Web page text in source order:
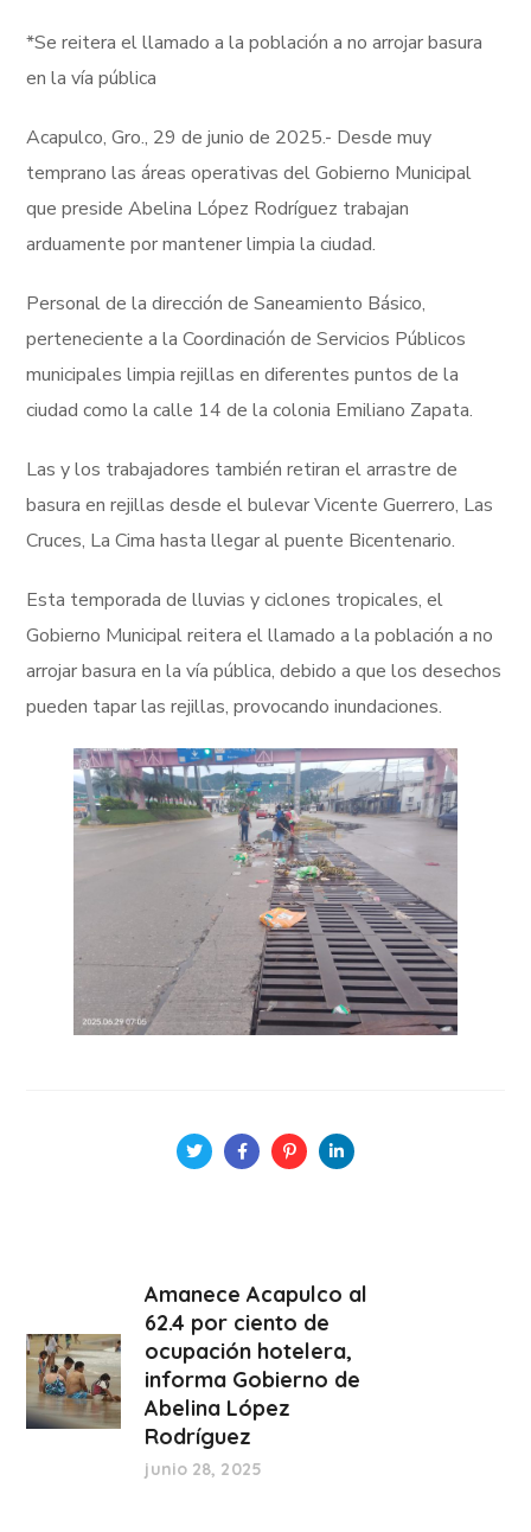
*Se reitera el llamado a la población a no arrojar basura
en la vía pública
Acapulco, Gro., 29 de junio de 2025.- Desde muy
temprano las áreas operativas del Gobierno Municipal
que preside Abelina López Rodríguez trabajan
arduamente por mantener limpia la ciudad.
Personal de la dirección de Saneamiento Básico,
perteneciente a la Coordinación de Servicios Públicos
municipales limpia rejillas en diferentes puntos de la
ciudad como la calle 14 de la colonia Emiliano Zapata.
Las y los trabajadores también retiran el arrastre de
basura en rejillas desde el bulevar Vicente Guerrero, Las
Cruces, La Cima hasta llegar al puente Bicentenario.
Esta temporada de lluvias y ciclones tropicales, el
Gobierno Municipal reitera el llamado a la población a no
arrojar basura en la vía pública, debido a que los desechos
pueden tapar las rejillas, provocando inundaciones.
Amanece Acapulco al
62.4 por ciento de
ocupación hotelera,
informa Gobierno de
Abelina López
Rodríguez
junio 28, 2025